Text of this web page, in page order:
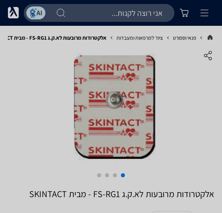
פנאי וספורט ציוד למרפאות ומעבדות אלקטרודות מרובעות לא.ק.ג FS-RG1 - מבית SKINTACT
אלקטרודות מרובעות לא.ק.ג FS-RG1 - מבית SKINTACT